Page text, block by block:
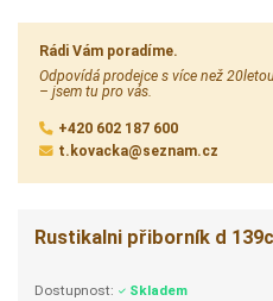
Rádi Vám poradíme.
Odpovídá prodejce s více než
– jsem tu pro vás.
+420 602 187 600
t.kovacka@seznam.cz
Rustikalni přiborník d
Dostupnost:
Skladem